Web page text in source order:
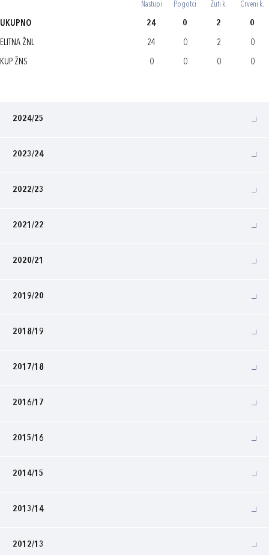
Nastupi Pogotci Žuti k. Crveni k.
UKUPNO 24 0 2 0
ELITNA ŽNL 24 0 2 0
KUP ŽNS 0 0 0 0
2024/25
2023/24
2022/23
2021/22
2020/21
2019/20
2018/19
2017/18
2016/17
2015/16
2014/15
2013/14
2012/13